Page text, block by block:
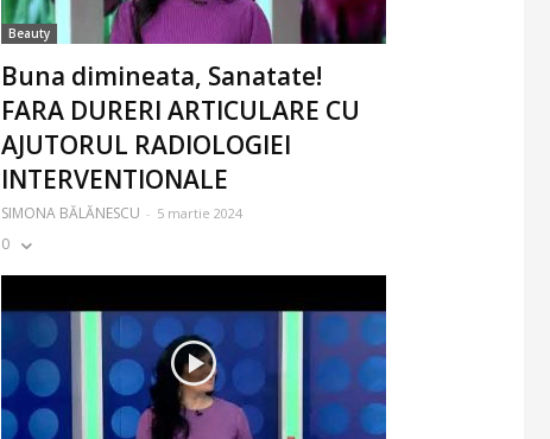
Beauty
Buna dimineata, Sanatate!
FARA DURERI ARTICULARE CU
AJUTORUL RADIOLOGIEI
INTERVENTIONALE
SIMONA BĂLĂNESCU - 5 martie 2024
0